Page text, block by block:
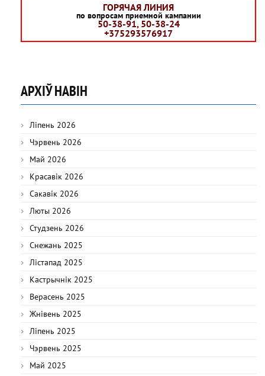
ГОРЯЧАЯ ЛИНИЯ
по вопросам приемной кампании
50-38-91, 50-38-24
+375293576917
АРХІЎ НАВІН
Ліпень 2026
Чэрвень 2026
Май 2026
Красавік 2026
Сакавік 2026
Люты 2026
Студзень 2026
Снежань 2025
Лістапад 2025
Кастрычнік 2025
Верасень 2025
Жнівень 2025
Ліпень 2025
Чэрвень 2025
Май 2025